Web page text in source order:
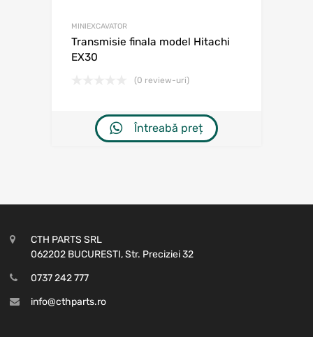
MINIEXCAVATOR
Transmisie finala model Hitachi
EX30
(0 review-uri)
Întreabă preț
CTH PARTS SRL
062202 BUCURESTI, Str. Preciziei 32
0737 242 777
info@cthparts.ro